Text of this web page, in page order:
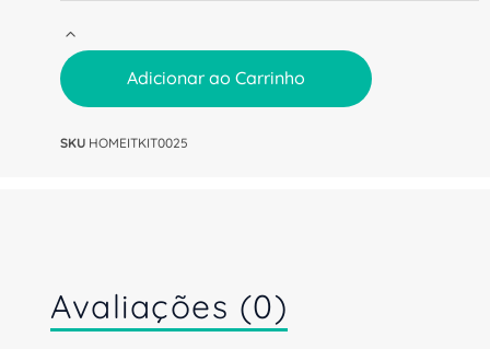
Adicionar ao Carrinho
SKU HOMEITKIT0025
Avaliações (0)